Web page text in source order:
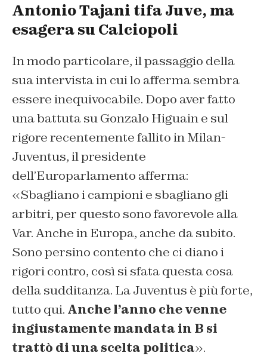
Antonio Tajani tifa Juve, ma
esagera su Calciopoli
In modo particolare, il passaggio della
sua intervista in cui lo afferma sembra
essere inequivocabile. Dopo aver fatto
una battuta su Gonzalo Higuain e sul
rigore recentemente fallito in Milan-
Juventus, il presidente
dell’Europarlamento afferma:
«Sbagliano i campioni e sbagliano gli
arbitri, per questo sono favorevole alla
Var. Anche in Europa, anche da subito.
Sono persino contento che ci diano i
rigori contro, così si sfata questa cosa
della sudditanza. La Juventus è più forte,
tutto qui. Anche l’anno che venne
ingiustamente mandata in B si
trattò di una scelta politica».